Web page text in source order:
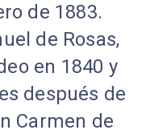
de 1883.
de Rosas,
en 1840 y
después de
Carmen de